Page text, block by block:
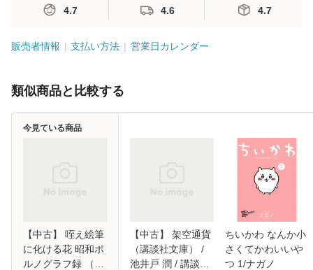
4.7 4.6 4.7
販売者情報 支払い方法 営業日カレンダー
類似商品と比較する
【中古】 咥え絵筆
に化ける花 昭和ポ
ルノグラフ録 （花
今見ている商品
【中古】 架空通貨
（講談社文庫） /
池井戸 潤 / 講談社
ちいかわ なんか小
さくてかわいいや
つ 1/ナガノ